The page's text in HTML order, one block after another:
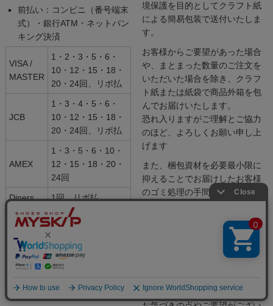
前払い：コンビニ（番号端末
式）・銀行ATM・ネットバン
キング決済
VISA /
MASTER
1・2・3・5・6・
10・12・15・18・
20・24回、リボ払
JCB
1・3・4・5・6・
10・12・15・18・
20・24回、リボ払
AMEX
1・3・5・6・10・
12・15・18・20・
24回
Diners 1回、リボ払
境保護を目的としてクラフト紙
による簡易包装で送付いたしま
す。
お客様からご要望があった場合
や、まとまった数量のご注文を
いただいた場合を除き、クラフ
ト紙または紙袋で商品外箱を包
んでお届けいたします。
恐れ入りますがご理解とご協力
のほど、よろしくお願い申し上
げます
また、梱包資材を必要最小限に
抑えることでお届けしたお客様
のゴミ処理の手間を減らすとと
お求めやすい価格で提供するこ
とが可能になりました。
より良い商品をよりお求めやす
いります。